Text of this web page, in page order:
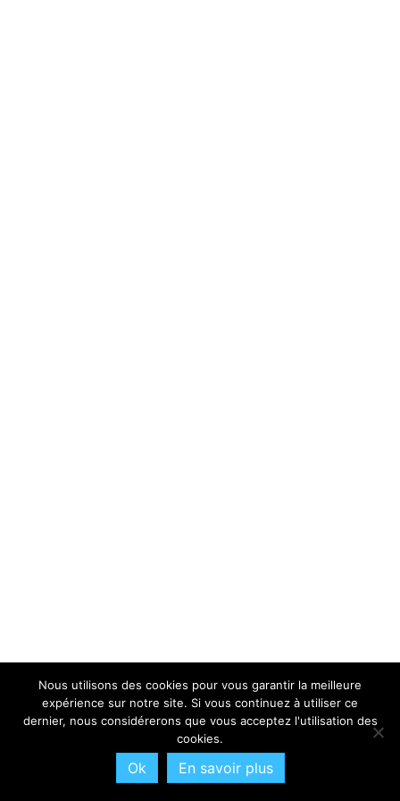
Nous utilisons des cookies pour vous garantir la meilleure
expérience sur notre site. Si vous continuez à utiliser ce
dernier, nous considérerons que vous acceptez l'utilisation des
cookies.
Ok En savoir plus